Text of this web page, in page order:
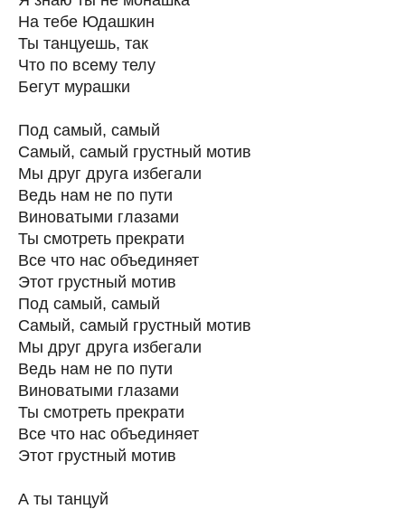
На тебе Юдашкин
Ты танцуешь, так
Что по всему телу
Бегут мурашки
Под самый, самый
Самый, самый грустный мотив
Мы друг друга избегали
Ведь нам не по пути
Виноватыми глазами
Ты смотреть прекрати
Все что нас объединяет
Этот грустный мотив
Под самый, самый
Самый, самый грустный мотив
Мы друг друга избегали
Ведь нам не по пути
Виноватыми глазами
Ты смотреть прекрати
Все что нас объединяет
Этот грустный мотив
А ты танцуй